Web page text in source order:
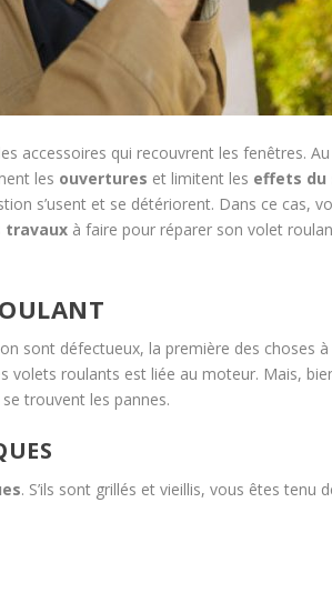
accessoires qui recouvrent les fenêtres.
les ouvertures et limitent les effets du
s’usent et se détériorent. Dans ce cas,
travaux à faire pour réparer son volet
sont défectueux, la première des choses
volets roulants est liée au moteur. Mais,
trouvent les pannes.
. S’ils sont grillés et vieillis, vous êtes tenu